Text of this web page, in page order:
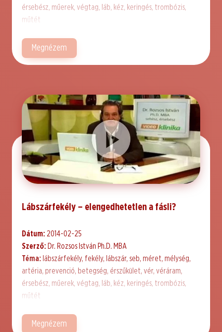
érsebész, műerek, végtag, láb, kéz, keringés, trombózis,
műtét
Megnézem
Lábszárfekély – elengedhetetlen a fásli?
Dátum: 2014-02-25
Szerző: Dr. Rozsos István Ph.D. MBA
Téma: lábszárfekély, fekély, lábszár, seb, méret, mélység,
artéria, prevenció, betegség, érszűkület, vér, véráram,
érsebész, műerek, végtag, láb, kéz, keringés, trombózis,
műtét
Megnézem